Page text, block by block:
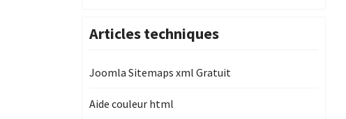
Articles techniques
Joomla Sitemaps xml Gratuit
Aide couleur html